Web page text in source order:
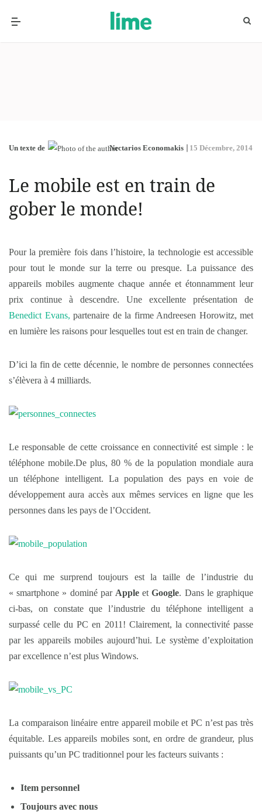
Un texte de Nectarios Economakis 15 Décembre, 2014
Le mobile est en train de
gober le monde!
Pour la première fois dans l’histoire, la technologie est accessible
pour tout le monde sur la terre ou presque. La puissance des
appareils mobiles augmente chaque année et étonnamment leur
prix continue à descendre. Une excellente présentation de
Benedict Evans, partenaire de la firme Andreesen Horowitz, met
en lumière les raisons pour lesquelles tout est en train de changer.
D’ici la fin de cette décennie, le nombre de personnes connectées
s’élèvera à 4 milliards.
Le responsable de cette croissance en connectivité est simple : le
téléphone mobile.De plus, 80 % de la population mondiale aura
un téléphone intelligent. La population des pays en voie de
développement aura accès aux mêmes services en ligne que les
personnes dans les pays de l’Occident.
Ce qui me surprend toujours est la taille de l’industrie du
« smartphone » dominé par Apple etGoogle. Dans le graphique
ci-bas, on constate que l’industrie du téléphone intelligent a
surpassé celle du PC en 2011! Clairement, la connectivité passe
par les appareils mobiles aujourd’hui. Le système d’exploitation
par excellence n’est plus Windows.
La comparaison linéaire entre appareil mobile et PC n’est pas très
équitable. Les appareils mobiles sont, en ordre de grandeur, plus
puissants qu’un PC traditionnel pour les facteurs suivants :
Item personnel
Toujours avec nous